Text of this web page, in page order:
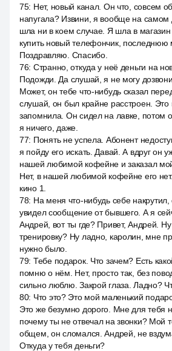
75: Нет, новый канал. Он что, совсем
напугала? Извини, я вообще на самом
шла ни в коем случае. Я шла в
купить новый телефончик, последнюю
Поздравляю. Спасибо.
76: Странно, откуда у неё деньги на
Подожди. Да слушай, я не могу
Может, он тебе что-нибудь сказал
слушай, он был крайне расстроен. Это
запомнила. Он сидел на лавке, потом
я ничего, даже.
77: Понять не успела. Абонент
я пойду его искать. Давай. А вдруг он
нашей любимой кофейне и заказал
Нет, в нашей любимой кофейне его
кино 1.
78: На меня что-нибудь себе
увидел сообщение от бывшего. А я
Андрей, вот ты где? Привет, Андрей.
тренировку? Ну ладно, каролин, мне
нужно было.
79: Тебе подарок. Что зачем? Есть
помню о нём. Нет, просто так, без
сильно люблю. Закрой глаза. Ладно?
80: Что это? Это мой маленький
Это же безумно дорого. Мне для тебя
почему ты не отвечал на звонки? Мой
общем, он сломался. Андрей, не
Откуда у тебя деньги?